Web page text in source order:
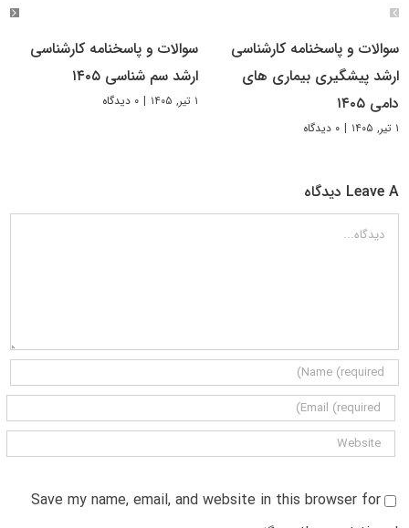
سوالات و پاسخنامه کارشناسی
ارشد پیشگیری بیماری های
دامی ۱۴۰۵
۱ تیر, ۱۴۰۵ | ۰ دیدگاه
سوالات و پاسخنامه کارشناسی
ارشد سم شناسی ۱۴۰۵
۱ تیر, ۱۴۰۵ | ۰ دیدگاه
Leave A دیدگاه
دیدگاه
Save my name, email, and website in this browser for